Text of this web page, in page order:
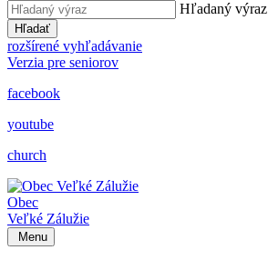
Hľadaný výraz
Hľadať
rozšírené vyhľadávanie
Verzia pre seniorov
facebook
youtube
church
Obec
Veľké Zálužie
Menu